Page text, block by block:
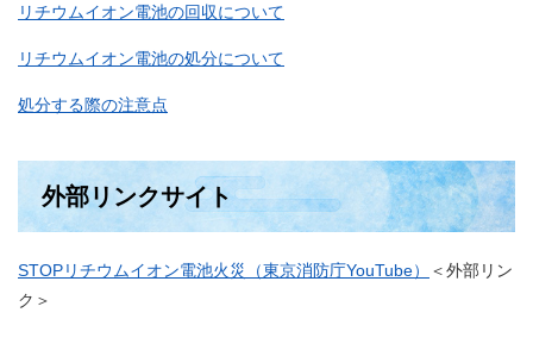
リチウムイオン電池の回収について
リチウムイオン電池の処分について
処分する際の注意点
外部リンクサイト
STOPリチウムイオン電池火災（東京消防庁YouTube）
＜外部リン
ク＞